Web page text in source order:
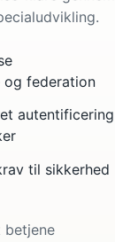
og federation
autentificering
til sikkerhed
betjene